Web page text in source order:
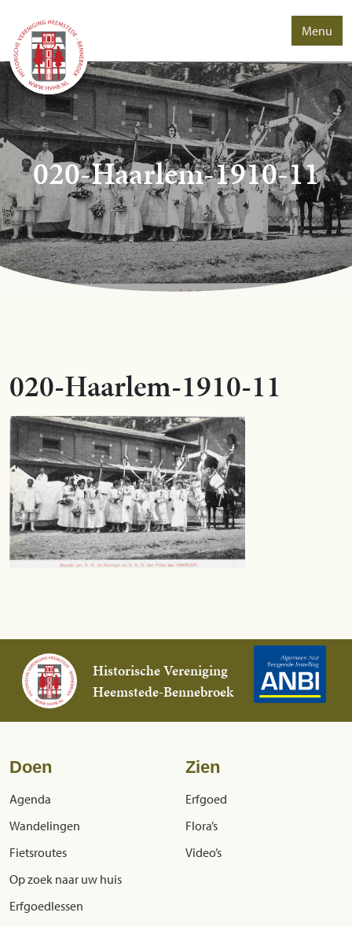
Menu
020-Haarlem-1910-11
020-Haarlem-1910-11
Historische Vereniging
Heemstede-Bennebroek
Doen
Agenda
Wandelingen
Fietsroutes
Op zoek naar uw huis
Erfgoedlessen
Zien
Erfgoed
Flora’s
Video’s